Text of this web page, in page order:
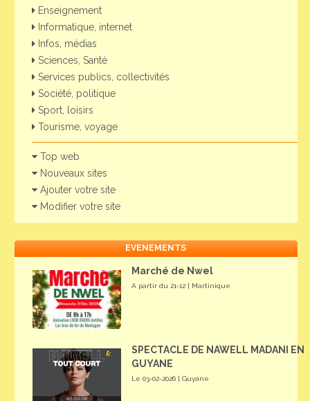
Enseignement
Informatique, internet
Infos, médias
Sciences, Santé
Services publics, collectivités
Société, politique
Sport, loisirs
Tourisme, voyage
Top web
Nouveaux sites
Ajouter votre site
Modifier votre site
EVENEMENTS
Marché de Nwel
A partir du 21-12 | Martinique
SPECTACLE DE NAWELL MADANI EN
GUYANE
Le 03-02-2026 | Guyane